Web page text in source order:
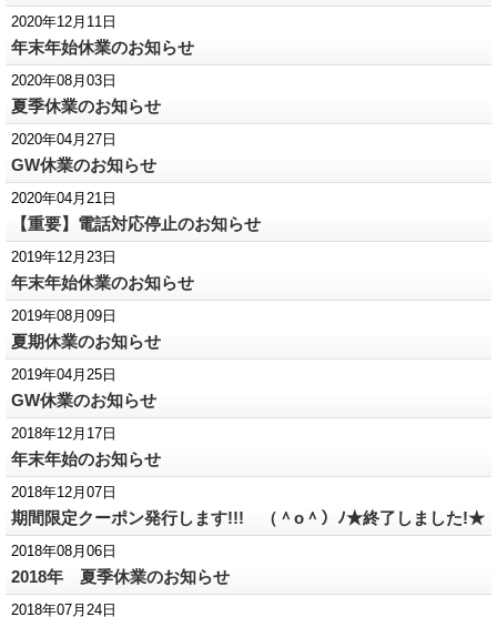
2020年12月11日
年末年始休業のお知らせ
2020年08月03日
夏季休業のお知らせ
2020年04月27日
GW休業のお知らせ
2020年04月21日
【重要】電話対応停止のお知らせ
2019年12月23日
年末年始休業のお知らせ
2019年08月09日
夏期休業のお知らせ
2019年04月25日
GW休業のお知らせ
2018年12月17日
年末年始のお知らせ
2018年12月07日
期間限定クーポン発行します!!! （＾o＾）ﾉ★終了しました!★
2018年08月06日
2018年 夏季休業のお知らせ
2018年07月24日